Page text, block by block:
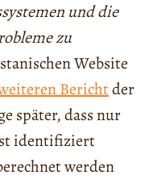
und die
zu
Website
Berichtder
später, dass nur
identifiziert
werden